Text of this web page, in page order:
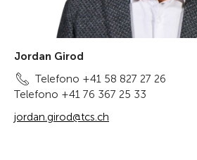
Jordan Girod
Telefono +41 58 827 27 26
Telefono +41 76 367 25 33
jordan.girod@tcs.ch